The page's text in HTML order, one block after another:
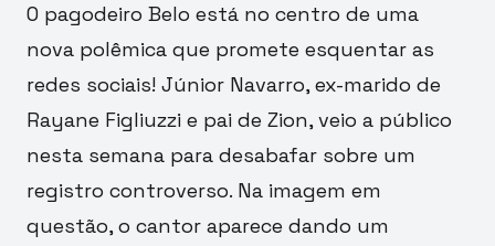
O pagodeiro Belo está no centro de uma
nova polêmica que promete esquentar as
redes sociais! Júnior Navarro, ex-marido de
Rayane Figliuzzi e pai de Zion, veio a público
nesta semana para desabafar sobre um
registro controverso. Na imagem em
questão, o cantor aparece dando um